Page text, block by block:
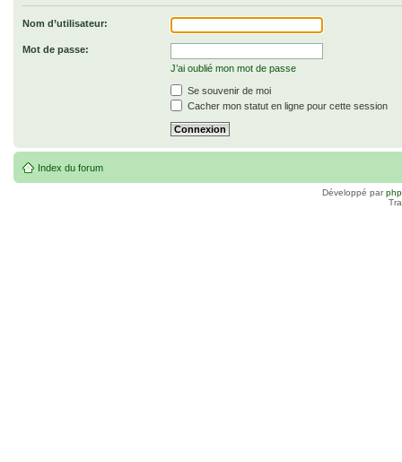
Nom d’utilisateur:
Mot de passe:
J’ai oublié mon mot de passe
Se souvenir de moi
Cacher mon statut en ligne pour cette session
Index du forum
Développé par